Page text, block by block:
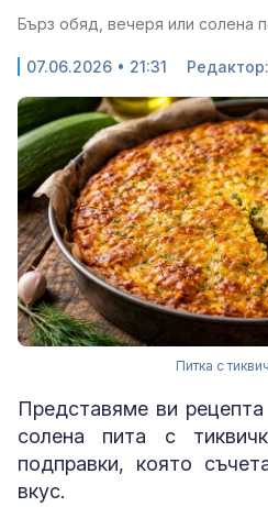
Бърз обяд, вечеря или солена
07.06.2026 • 21:31 Редактор:
Питка с
Представяме ви
солена пита с
подправки, която
вкус.